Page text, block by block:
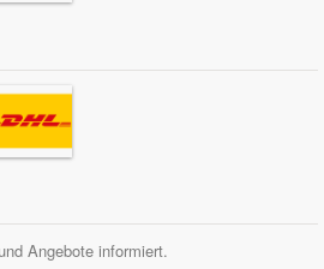
Angebote informiert.